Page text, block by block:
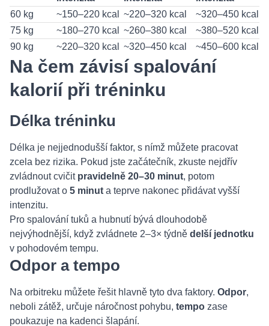
60 kg
~150–220 kcal ~220–320 kcal
~320–450 kcal
75 kg
~180–270 kcal ~260–380 kcal
~380–520 kcal
90 kg
~220–320 kcal ~320–450 kcal ~450–600 kcal
Na čem závisí spalování
kalorií při tréninku
Délka tréninku
Délka je nejjednodušší faktor, s nímž můžete pracovat
zcela bez rizika. Pokud jste začátečník, zkuste nejdřív
zvládnout cvičit pravidelně 20–30 minut, potom
prodlužovat o 5 minut a teprve nakonec přidávat vyšší
intenzitu.
Pro spalování tuků a hubnutí bývá dlouhodobě
nejvýhodnější, když zvládnete 2–3× týdně delší jednotku
v pohodovém tempu.
Odpor a tempo
Na orbitreku můžete řešit hlavně tyto dva faktory. Odpor,
neboli zátěž, určuje náročnost pohybu, tempo zase
poukazuje na kadenci šlapání.